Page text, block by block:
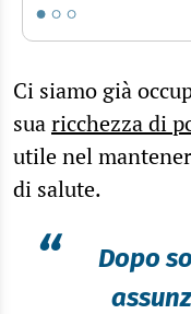
Ci siamo già
suaricchezza di
utile nel
di salute.
“
Dopo